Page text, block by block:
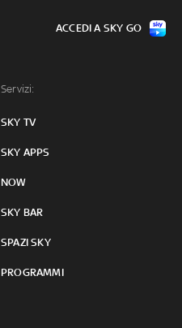
Servizi:
SKY TV
SKY APPS
NOW
SKY BAR
SPAZI SKY
PROGRAMMI
ACCEDI A SKY GO